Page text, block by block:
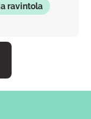
ravintola